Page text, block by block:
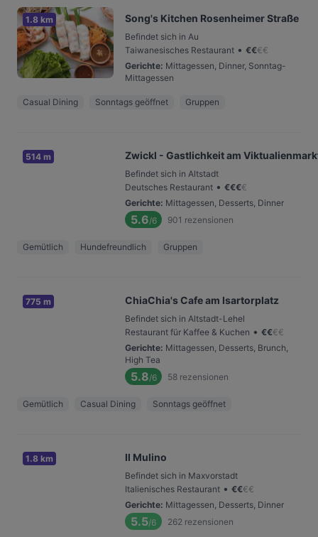
1.8 km Song's Kitchen Rosenheimer Straße
Befindet sich in Au
Taiwanesisches Restaurant • €€€€
Gerichte: Mittagessen, Dinner, Sonntag-
Mittagessen
Casual Dining Sonntags geöffnet Gruppen
514 m Zwickl - Gastlichkeit am
Befindet sich in Altstadt
Deutsches Restaurant • €€€€
Gerichte: Mittagessen, Desserts, Dinner
5.6/6 901 rezensionen
Gemütlich Hundefreundlich Gruppen
775 m ChiaChia's Cafe am Isartorplatz
Befindet sich in Altstadt-Lehel
Restaurant für Kaffee & Kuchen • €€€€
Gerichte: Mittagessen, Desserts, Brunch,
High Tea
5.8/6 58 rezensionen
Gemütlich Casual Dining Sonntags geöffnet
1.8 km Il Mulino
Befindet sich in Maxvorstadt
Italienisches Restaurant • €€€€
Gerichte: Mittagessen, Desserts, Dinner
5.5/6 262 rezensionen